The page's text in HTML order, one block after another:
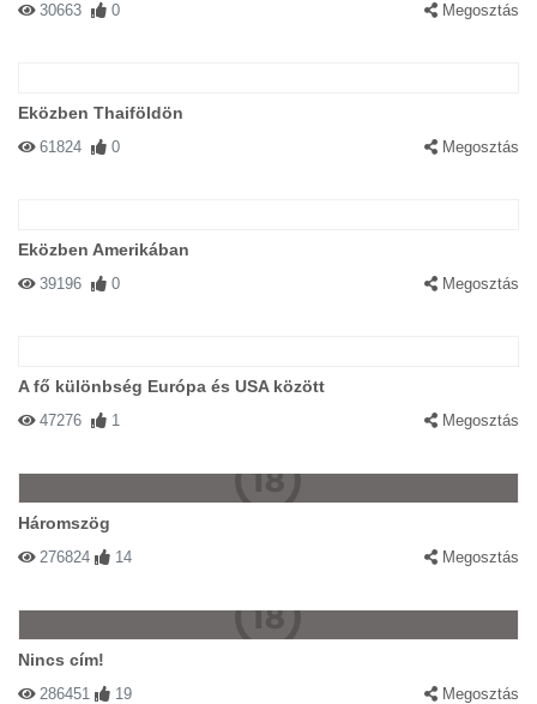
30663 0 Megosztás
Eközben Thaiföldön
61824 0 Megosztás
Eközben Amerikában
39196 0 Megosztás
A fő különbség Európa és USA között
47276 1 Megosztás
Háromszög
276824 14 Megosztás
Nincs cím!
286451 19 Megosztás